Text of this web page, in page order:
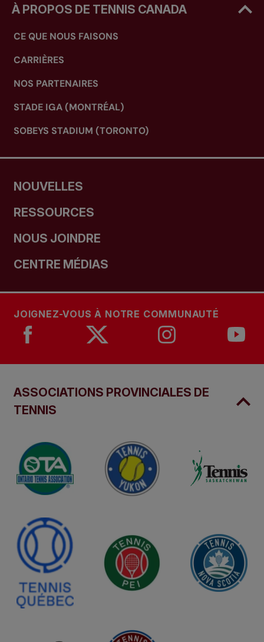
À PROPOS DE TENNIS CANADA
CE QUE NOUS FAISONS
CARRIÈRES
NOS PARTENAIRES
STADE IGA (MONTRÉAL)
SOBEYS STADIUM (TORONTO)
NOUVELLES
RESSOURCES
NOUS JOINDRE
CENTRE MÉDIAS
JOIGNEZ-VOUS À NOTRE COMMUNAUTÉ
ASSOCIATIONS PROVINCIALES DE
TENNIS